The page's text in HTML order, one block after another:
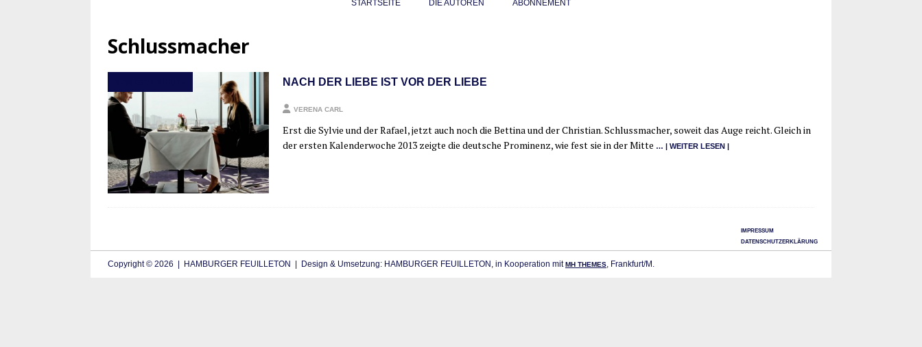
STARTSEITE DIE AUTOREN ABONNEMENT
Schlussmacher
NACH DER LIEBE IST VOR DER LIEBE
VERENA CARL
Erst die Syl­vie und der Rafa­el, jetzt auch noch die Bet­ti­na und der Chris­ti­an. Schluss­ma­cher, soweit das Auge reicht. Gleich in
der ers­ten Kalen­der­wo­che 2013 zeig­te die deut­sche Pro­mi­nenz, wie fest sie in der Mit­te … | WEI­TER LESEN |
IMPRESSUM
DATENSCHUTZERKLÄRUNG
Copyright © 2026 | HAMBURGER FEUILLETON | Design & Umsetzung: HAMBURGER FEUILLETON, in Kooperation mitMH THEMES , Frankfurt/M.